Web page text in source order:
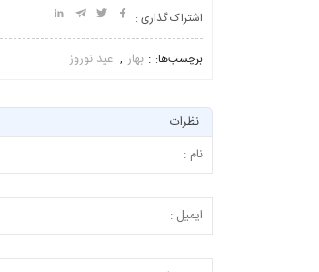
اشتراک گذاری :
برچسب‌ها: بهار , عید نوروز
نظرات